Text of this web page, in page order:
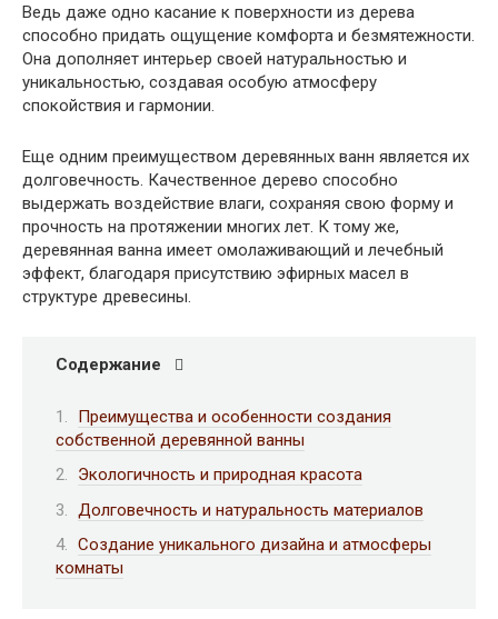
Ведь даже одно касание к поверхности из дерева
способно придать ощущение комфорта и безмятежности.
Она дополняет интерьер своей натуральностью и
уникальностью, создавая особую атмосферу
спокойствия и гармонии.
Еще одним преимуществом деревянных ванн является их
долговечность. Качественное дерево способно
выдержать воздействие влаги, сохраняя свою форму и
прочность на протяжении многих лет. К тому же,
деревянная ванна имеет омолаживающий и лечебный
эффект, благодаря присутствию эфирных масел в
структуре древесины.
Содержание
Преимущества и особенности создания
собственной деревянной ванны
Экологичность и природная красота
Долговечность и натуральность материалов
Создание уникального дизайна и атмосферы
комнаты